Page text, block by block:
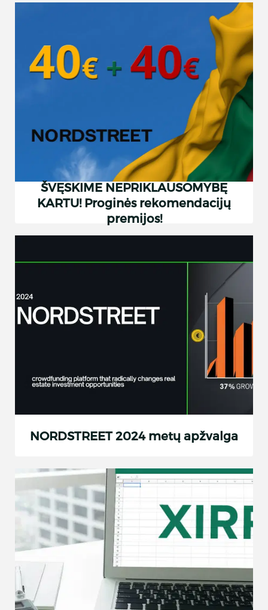
ŠVĘSKIME NEPRIKLAUSOMYBĘ
KARTU! Proginės rekomendacijų
premijos!
NORDSTREET 2024 metų apžvalga